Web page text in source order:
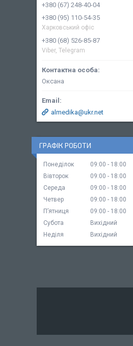
+380 (67) 248-40-04
+380 (95) 110-54-35
Харковський офіс
+380 (68) 526-85-87
Viber, Telegram
Оксана
almedika@ukr.net
ГРАФІК РОБОТИ
Понеділок 09:00
18:00
Вівторок
09:00
18:00
Середа
09:00
18:00
Четвер
09:00
18:00
Пʼятниця
09:00
18:00
Субота
Вихідний
Неділя
Вихідний